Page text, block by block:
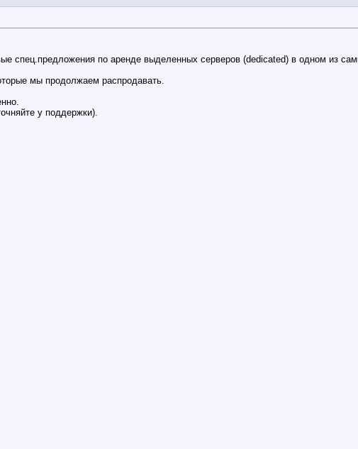
спец.предложения по аренде выделенных серверов (dedicated) в одном из
мы продолжаем распродавать.
у поддержки).